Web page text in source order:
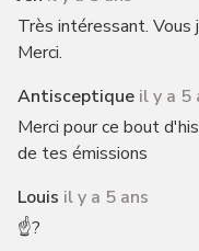
Très intéressant. Vous
Merci.
Antisceptique il y a 5
Merci pour ce bout
de tes émissions
Louis il y a 5 ans
☝️?